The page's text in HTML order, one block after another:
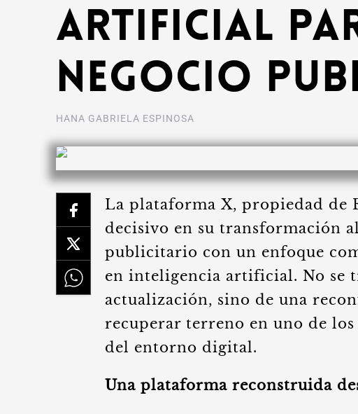
artificial
negocio
HANA GABRIELA ESPINOSA
La plataforma X, propiedad de
decisivo en su transformación
publicitario con un enfoque
en inteligencia artificial. No se
actualización, sino de una
recuperar terreno en uno de
del entorno digital.
Una plataforma reconstruida